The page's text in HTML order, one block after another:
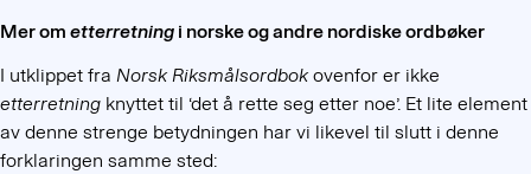
Mer om etterretning i norske og andre nordiske ordbøker
I utklippet fra Norsk Riksmålsordbokovenfor er ikke
etterretning knyttet til ‘det å rette seg etter noe’. Et lite element
av denne strenge betydningen har vi likevel til slutt i denne
forklaringen samme sted: